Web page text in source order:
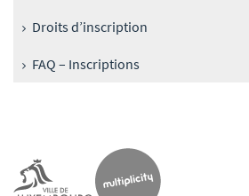
Droits d’inscription
FAQ – Inscriptions